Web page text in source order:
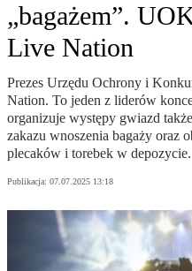
„bagażem”.
Live Nation
Prezes Urzędu Ochrony i
Nation. To jeden z liderów
organizuje występy gwiazd
zakazu wnoszenia bagaży oraz
plecaków i torebek w depozycie.
Publikacja: 07.07.2025 13:18